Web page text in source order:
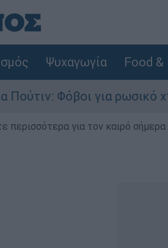
Ψυχαγωγία Food &
για ρωσικό χτύπημα
περισσότερα για τον καιρό σήμερα